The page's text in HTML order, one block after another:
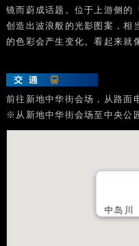
镜而蔚成话题。位于上游侧的
创造出波浪般的光影图案，相
的色彩会产生变化。看起来就
前往新地中华街会场，从路面
※从新地中华街会场至中央公
中岛川